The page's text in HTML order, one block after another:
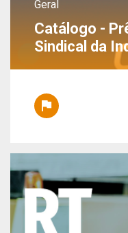
Geral
Catálogo -
Sindical da